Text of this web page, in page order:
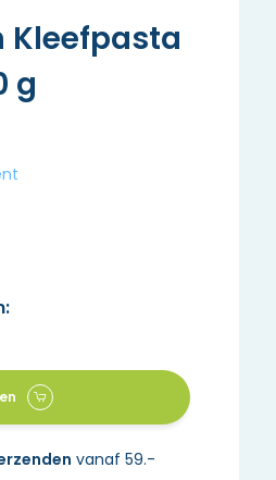
Kleefpasta
g
vanaf 59.-